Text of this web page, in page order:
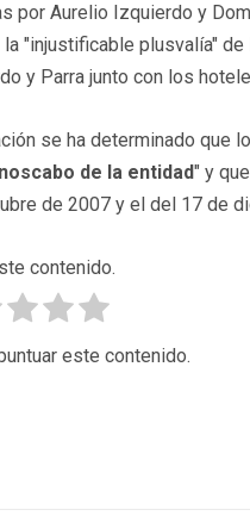
por Aurelio Izquierdo y
"injustificable plusvalía"
y Parra junto con los
se ha determinado que
de la entidad" y
de 2007 y el del 17 de
contenido.
este contenido.